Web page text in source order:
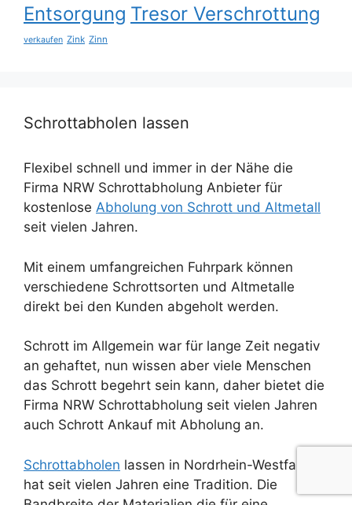
Entsorgung Tresor Verschrottung
verkaufen Zink Zinn
Schrottabholen lassen
Flexibel schnell und immer in der Nähe die
Firma NRW Schrottabholung Anbieter für
kostenlose Abholung von Schrott und Altmetall
seit vielen Jahren.
Mit einem umfangreichen Fuhrpark können
verschiedene Schrottsorten und Altmetalle
direkt bei den Kunden abgeholt werden.
Schrott im Allgemein war für lange Zeit negativ
an gehaftet, nun wissen aber viele Menschen
das Schrott begehrt sein kann, daher bietet die
Firma NRW Schrottabholung seit vielen Jahren
auch Schrott Ankauf mit Abholung an.
Schrottabholen lassen in Nordrhein-Westfalen
hat seit vielen Jahren eine Tradition. Die